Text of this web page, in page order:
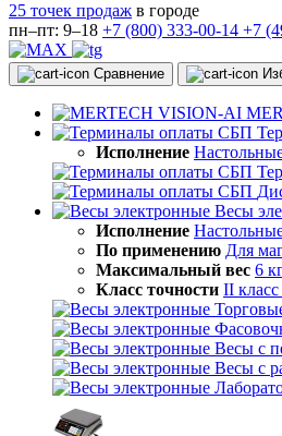
25 точек продаж в городе
пн–пт: 9–18 +7 (800) 333-00-14 +7
Сравнение
Исполнение
Весы
Исполнение
По применению Для
Максимальный вес 6
Класс точности II
Весы с
Весы с